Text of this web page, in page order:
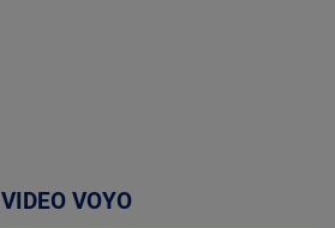
VIDEO VOYO